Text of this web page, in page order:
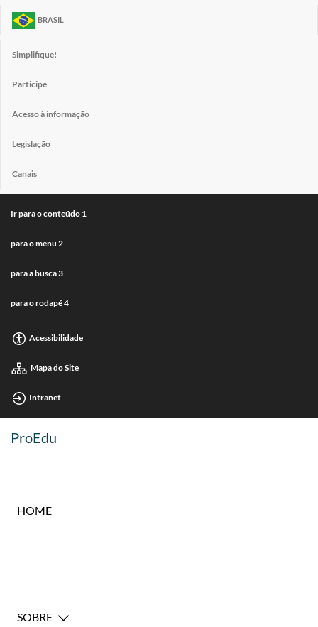
BRASIL
Simplifique!
Participe
Acesso à informação
Legislação
Canais
Ir para o conteúdo 1
para o menu 2
para a busca3
para o rodapé4
Acessibilidade
Mapa do Site
Intranet
ProEdu
HOME
SOBRE